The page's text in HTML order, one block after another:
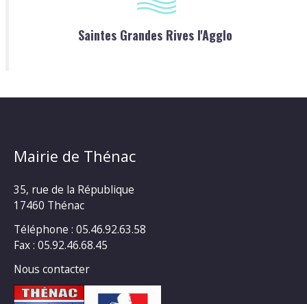
Saintes Grandes Rives l'Agglo
Mairie de Thénac
35, rue de la République
17460 Thénac
Téléphone : 05.46.92.63.58
Fax : 05.92.46.68.45
Nous contacter